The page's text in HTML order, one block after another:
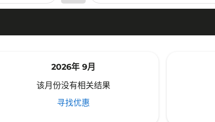
2026年 9月
该月份没有相关结果
寻找优惠